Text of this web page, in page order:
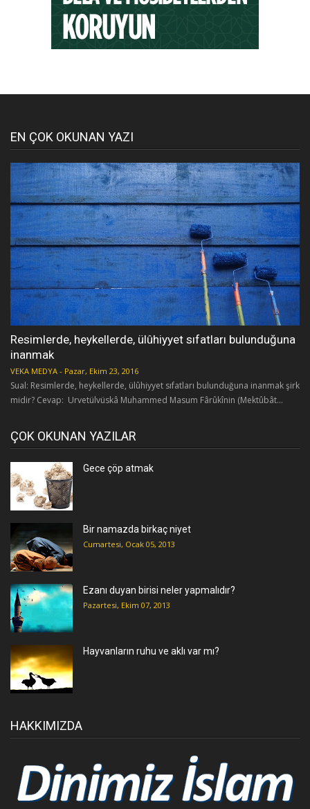
EN ÇOK OKUNAN YAZI
Resimlerde, heykellerde, ülûhiyyet sıfatları bulunduğuna
inanmak
VEKA MEDYA - Pazar, Ekim 23, 2016
Sual: Resimlerde, heykellerde, ülûhiyyet sıfatları bulunduğuna inanmak şirk
midir? Cevap: Urvetülvüskâ Muhammed Masum Fârûkînin (Mektûbât...
ÇOK OKUNAN YAZILAR
Gece çöp atmak
Bir namazda birkaç niyet
Cumartesi, Ocak 05, 2013
Ezanı duyan birisi neler yapmalıdır?
Pazartesi, Ekim 07, 2013
Hayvanların ruhu ve aklı var mı?
HAKKIMIZDA